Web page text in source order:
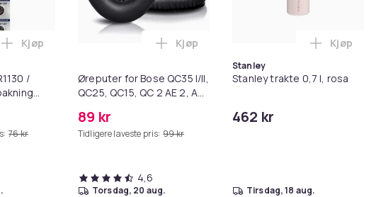
motstandsbånd - mage- og kjernetrening, yoga og
/
76 kr
Legg Batteri AG10 / LR1130 / LR54 / 189 / 10-pakning PKcell i
Kjøp
Øreputer for Bose QC35 I/II,
QC25, QC15, QC 2 AE 2, AE
SoundLink Black
89 kr
Tidligere laveste pris: 99 kr
Legg Øreputer for Bose QC35 I/II, QC25,
Kjøp
4,6
torsdag, 20 aug.
Stanley
Stanley trakte 0,7 l, rosa
462 kr
Legg
Kjøp
tirsdag, 18 aug.